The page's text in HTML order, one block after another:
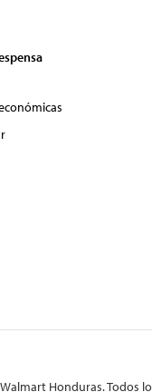
Honduras. Todos